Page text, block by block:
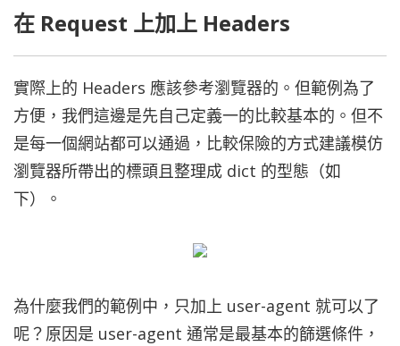
在 Request 上加上 Headers
實際上的 Headers 應該參考瀏覽器的。但範例為了
方便，我們這邊是先自己定義一的比較基本的。但不
是每一個網站都可以通過，比較保險的方式建議模仿
瀏覽器所帶出的標頭且整理成 dict 的型態（如
下）。
為什麼我們的範例中，只加上 user-agent 就可以了
呢？原因是 user-agent 通常是最基本的篩選條件，